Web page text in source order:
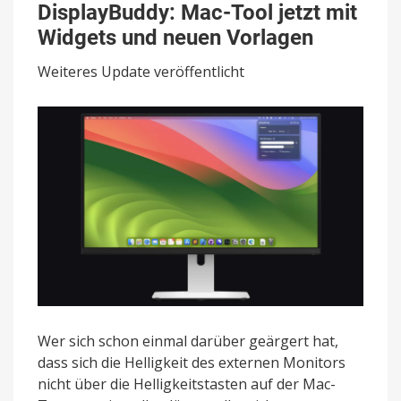
Mac-
Tool
jetzt
Widgets
neuen
Vorlagen
DisplayBuddy: Mac-Tool jetzt mit
Widgets und neuen Vorlagen
Weiteres Update veröffentlicht
Wer sich schon einmal darüber geärgert hat,
dass sich die Helligkeit des externen Monitors
nicht über die Helligkeitstasten auf der Mac-